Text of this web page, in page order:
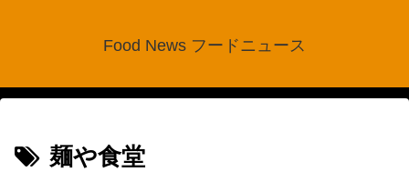
Food News フードニュース
麺や食堂